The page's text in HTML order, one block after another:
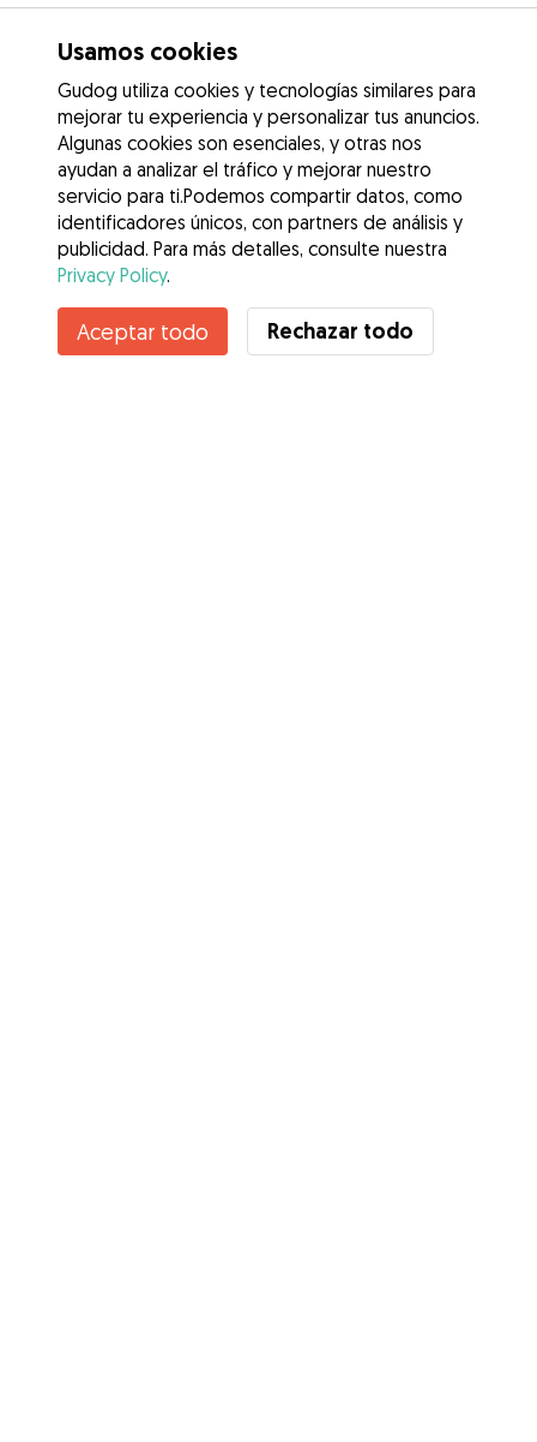
Contacta con Noelia
¿Conoces los Beneficios de Gudog? Ver más
Usamos cookies
Gudog utiliza cookies y tecnologías similares para
mejorar tu experiencia y personalizar tus anuncios.
Algunas cookies son esenciales, y otras nos
ayudan a analizar el tráfico y mejorar nuestro
servicio para ti.Podemos compartir datos, como
identificadores únicos, con partners de análisis y
publicidad. Para más detalles, consulte nuestra
Privacy Policy.
Aceptar todo Rechazar todo